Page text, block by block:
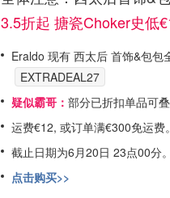
3.5折起 搪瓷Choker史低
Eraldo 现有 西太后 首饰&包包
EXTRADEAL27
疑似霸哥： 部分已折扣单品可
运费€12, 或订单满€300免运费
截止日期为6月20日 23点00分。
点击购买>>